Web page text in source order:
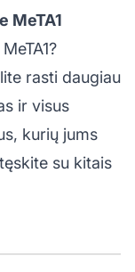
MeTA1
rasti daugiau
ir visus
kurių jums
su kitais